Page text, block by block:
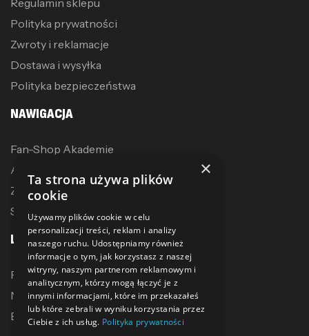
Polityka prywatności
Zwroty i reklamacje
Dostawa i wysyłka
Polityka bezpieczeństwa
NAWIGACJA
Fan-Shop Akademie
Akcesoria treningowe
Zostań dystrybutorem
Sublimacja
LINKI
Promocje
Nowe produkty
Bestsellery
×
Ta strona używa plików
cookie
Używamy plików cookie w celu
personalizacji treści, reklam i analizy
naszego ruchu. Udostępniamy również
informacje o tym, jak korzystasz z naszej
witryny, naszym partnerom reklamowym i
analitycznym, którzy mogą łączyć je z
innymi informacjami, które im przekazałeś
lub które zebrali w wyniku korzystania przez
Ciebie z ich usług. Polityka prywatności